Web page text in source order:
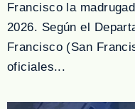
Francisco la
2026. Según el
Francisco (San
oficiales...